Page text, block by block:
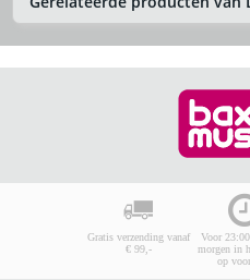
Gratis verzending vanaf
€ 99,-
Voor 23:00
morgen in
op